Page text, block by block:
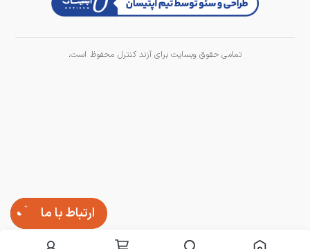
ارتباط با ما
تمامی حقوق وبسایت برای آزند کنترل محفوظ است.